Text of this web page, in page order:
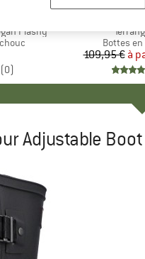
Plashy
(0)
Article
Product
Bottes
109,95 € à
Adjustable